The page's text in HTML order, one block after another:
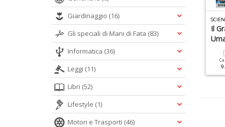
AT NIGHT SPECIALE N.2
Digitale
5.90 €
IL CORPO UMANO N.4
Manuale Pratico Sul
Sonno
Cartacea Digitale
4.90 €
Il
Giardinaggio (16)
Gli speciali di Mani di Fata (83)
Informatica (36)
Leggi (11)
Libri (52)
Lifestyle (1)
Motori e Trasporti (46)